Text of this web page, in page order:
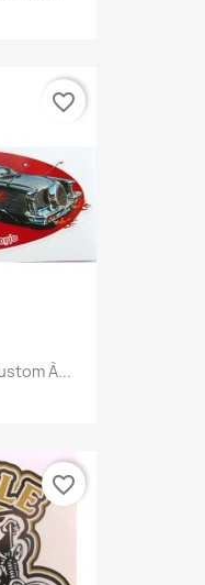
À...
favorite_border
favorite_border